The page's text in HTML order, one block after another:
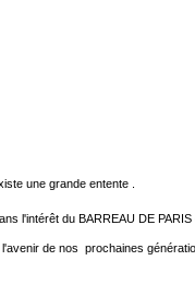
une grande entente .
l'intérêt du BARREAU DE PARIS
de nos prochaines